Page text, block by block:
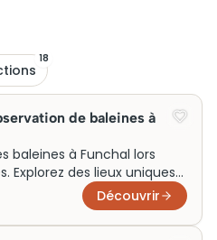
18
de baleines à
baleines à Funchal lors
Explorez des lieux uniques
dans leur habitat
magiques au contact
Découvrir